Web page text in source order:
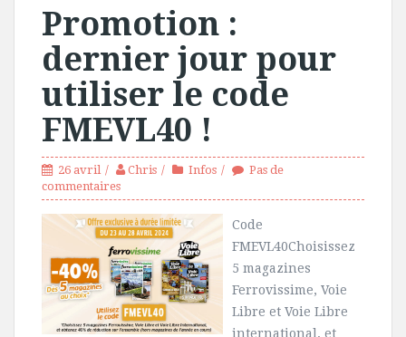
Promotion :
dernier jour pour
utiliser le code
FMEVL40 !
26 avril Chris Infos
Pas de
commentaires
Code
FMEVL40Choisissez
5 magazines
Ferrovissime, Voie
Libre et Voie Libre
international, et